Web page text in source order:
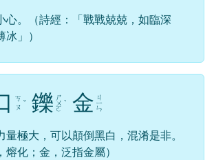
心。（詩經：「戰戰兢兢，如臨深
」）
ㄎ
ㄡ ˇ 鑠 ㄕ
ㄨ
ㄛ
ˋ 金 ㄐ
ㄧ
ㄣ
量極大，可以顛倒黑白，混淆是非。
熔化；金，泛指金屬）